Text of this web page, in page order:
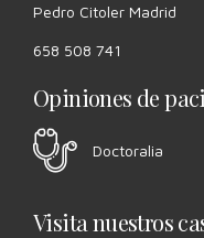
Pedro Citoler Madrid
658 508 741
Opiniones de
Doctoralia
Visita nuestros